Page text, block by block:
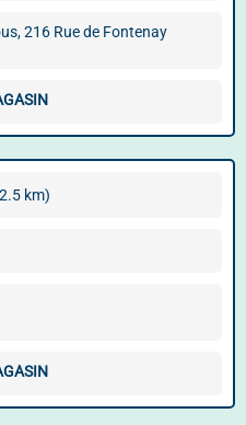
216 Rue de Fontenay
km)